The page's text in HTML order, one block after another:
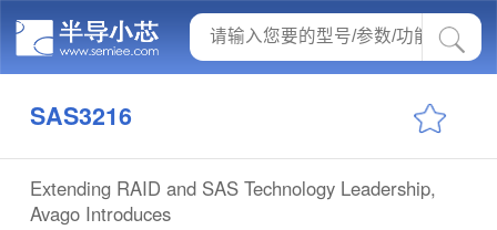
SAS3216
Extending RAID and SAS Technology Leadership,
Avago Introduces